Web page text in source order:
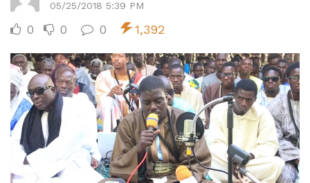
05/25/2018 5:39 PM
0 0 0 1,392